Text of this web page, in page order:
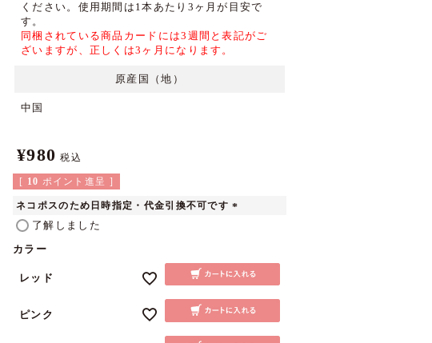
ください。使用期間は1本あたり3ヶ月が目安で
す。
同梱されている商品カードには3週間と表記がご
ざいますが、正しくは3ヶ月になります。
原産国（地）
中国
¥980 税込
[ 10 ポイント進呈 ]
ネコポスのため日時指定・代金引換不可です
了解しました
カラー
レッド
ピンク